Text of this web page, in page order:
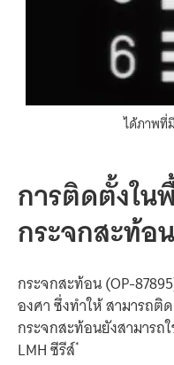
ได้ภาพที่มี
การติดตั้งใน
กระจกสะท้อน
กระจกสะท้อน(OP-
องศาซึ่งทำให้สามารถติ
กระจกสะท้อนยังสามารถ
LMHซีรีส์*